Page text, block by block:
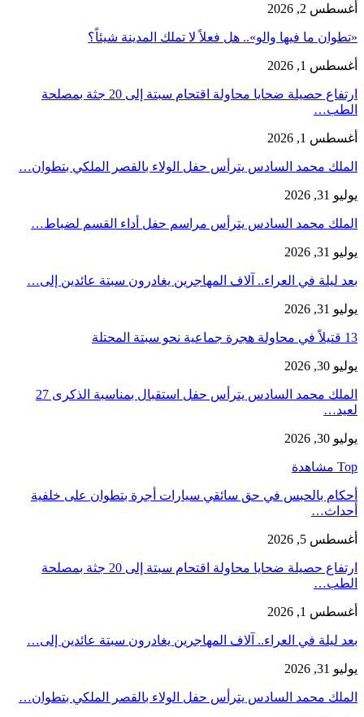
أغسطس 2, 2026
«تطوان ما فيها والو».. هل فعلاً لا تملك المدينة شيئاً؟
أغسطس 1, 2026
ارتفاع حصيلة ضحايا محاولة اقتحام سبتة إلى 20 جثة بمصلحة
الطب…
أغسطس 1, 2026
الملك محمد السادس يترأس حفل الولاء بالقصر الملكي بتطوان…
يوليو 31, 2026
الملك محمد السادس يترأس مراسم حفل أداء القسم لضباط…
يوليو 31, 2026
بعد ليلة في العراء.. آلاف المهاجرين يغادرون سبتة عائدين إلى…
يوليو 31, 2026
13 قتيلاً في محاولة هجرة جماعية نحو سبتة المحتلة
يوليو 30, 2026
الملك محمد السادس يترأس حفل استقبال بمناسبة الذكرى 27
لعيد…
يوليو 30, 2026
Top مشاهدة
أحكام بالحبس في حق سائقي سيارات أجرة بتطوان على خلفية
أحداث…
أغسطس 5, 2026
ارتفاع حصيلة ضحايا محاولة اقتحام سبتة إلى 20 جثة بمصلحة
الطب…
أغسطس 1, 2026
بعد ليلة في العراء.. آلاف المهاجرين يغادرون سبتة عائدين إلى…
يوليو 31, 2026
الملك محمد السادس يترأس حفل الولاء بالقصر الملكي بتطوان…